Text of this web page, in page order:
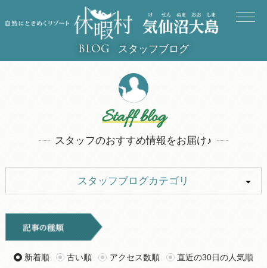
BLOG スタッフブログ
Staff blog
スタッフのおすすめ情報をお届け♪
スタッフブログカテゴリ
キャンプ
旅行記 ツアー
新着順 古い順 アクセス数順 直近の30日の人気順